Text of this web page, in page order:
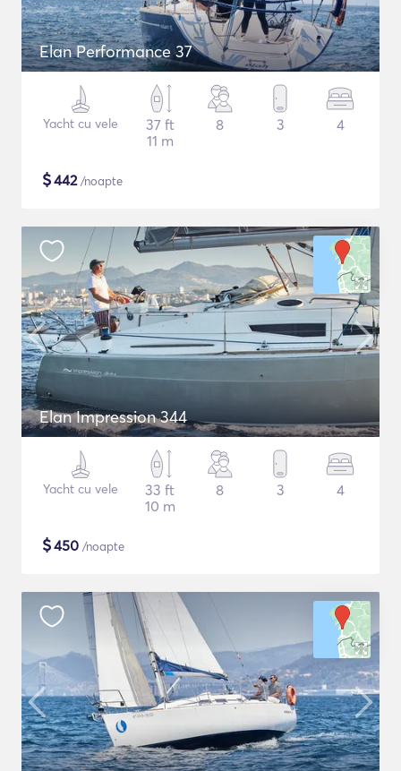
Elan Performance 37
Yacht cu vele
37 ft
11 m
8 3 4
$442/noapte
Elan Impression 344
Yacht cu vele
33 ft
10 m
8 3 4
$450 /noapte